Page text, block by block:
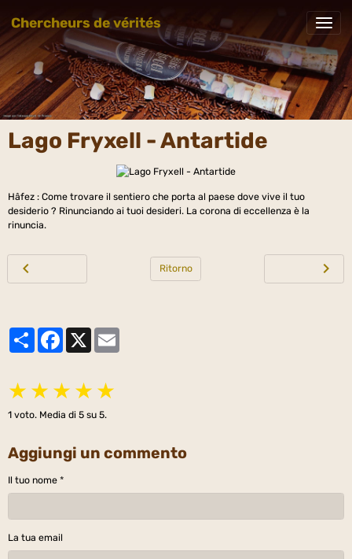
Chercheurs de vérités
Lago Fryxell - Antartide
Hâfez : Come trovare il sentiero che porta al paese dove vive il tuo
desiderio ? Rinunciando ai tuoi desideri. La corona di eccellenza è la
rinuncia.
Ritorno
PartagerFacebook
★ ★ ★ ★ ★
1 voto. Media di 5 su 5.
Aggiungi un commento
Il tuo nome
La tua email